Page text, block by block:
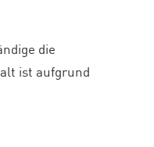
die
ist aufgrund